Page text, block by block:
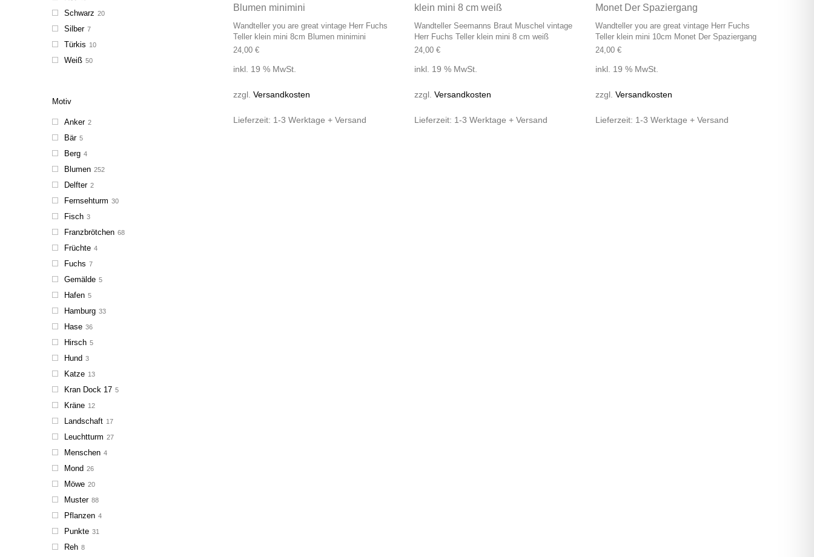
Schwarz 20
Silber 7
Türkis 10
Weiß 50
Motiv
Anker 2
Bär 5
Berg 4
Blumen 252
Delfter 2
Fernsehturm 30
Fisch 3
Franzbrötchen 68
Früchte 4
Fuchs 7
Gemälde 5
Hafen 5
Hamburg 33
Hase 36
Hirsch 5
Hund 3
Katze 13
Kran Dock 17 5
Kräne 12
Landschaft 17
Leuchtturm 27
Menschen 4
Mond 26
Möwe 20
Muster 88
Pflanzen 4
Punkte 31
Reh 8
Wandteller you are great vintage Herr Fuchs
Teller klein mini 8cm Blumen minimini
24,00 €
inkl. 19 % MwSt.
zzgl. Versandkosten
Lieferzeit: 1-3 Werktage + Versand
Wandteller Seemanns Braut Muschel vintage
Herr Fuchs Teller klein mini 8 cm weiß
24,00 €
inkl. 19 % MwSt.
zzgl. Versandkosten
Lieferzeit: 1-3 Werktage + Versand
Wandteller you are great vintage Herr Fuchs
Teller klein mini 10cm Monet Der Spaziergang
24,00 €
inkl. 19 % MwSt.
zzgl. Versandkosten
Lieferzeit: 1-3 Werktage + Versand